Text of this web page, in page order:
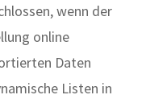
wenn der
online
Daten
Listen in